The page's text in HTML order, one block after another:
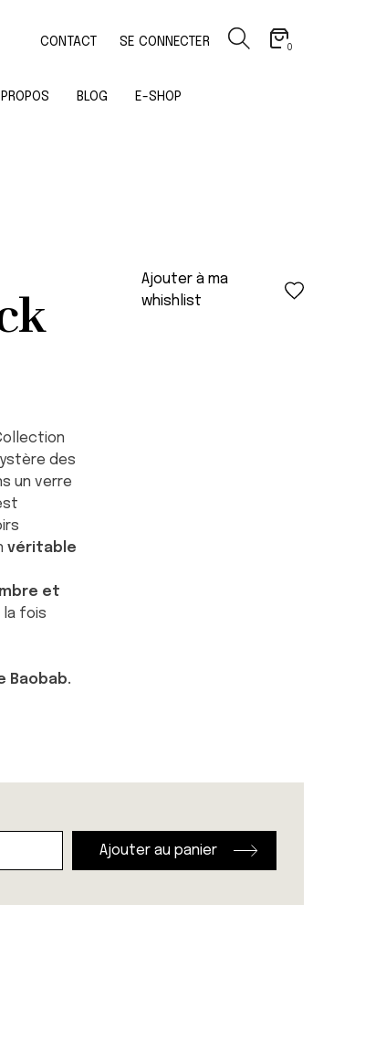
CONTACT SE CONNECTER 0
BLOG E-SHOP
Ajouter à ma
whishlist
des
un verre
véritable
et
la fois
Baobab.
Ajouter au panier